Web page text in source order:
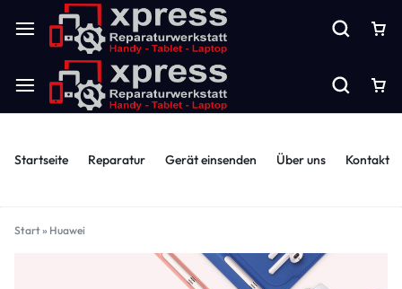
Startseite Reparatur Gerät einsenden Über uns Kontakt
Start» Huawei